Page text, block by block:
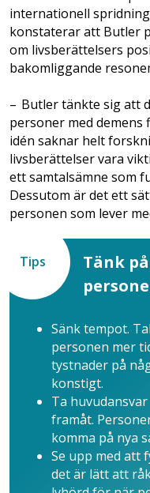
internationell
konstaterar att Butler
om livs­berättelsers
bakomliggande
– Butler tänkte sig att
personer med demens
idén saknar helt
livsberättelser vara
ett samtalsämne som
Dessutom är det ett
personen som lever
Tips
Tänk
Sänk tempot.
personen mer
tystnader på
konstigt.
Ta
framåt.
komma på nya
Se upp med att
det är lätt att